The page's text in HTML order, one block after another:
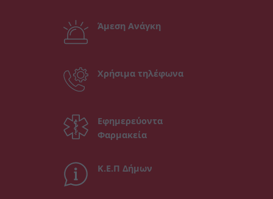
Άμεση Ανάγκη
Χρήσιμα τηλέφωνα
Εφημερεύοντα
Φαρμακεία
Κ.Ε.Π Δήμων